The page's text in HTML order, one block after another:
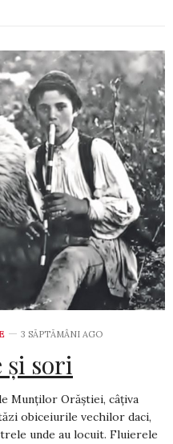
3 SĂPTĂMÂNI AGO
și sori
Munților Orăștiei, câțiva
obiceiurile vechilor daci,
unde au locuit. Fluierele